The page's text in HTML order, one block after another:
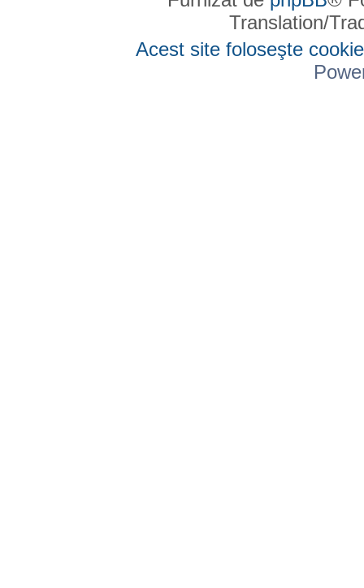
Translation/
Acest site foloseşte